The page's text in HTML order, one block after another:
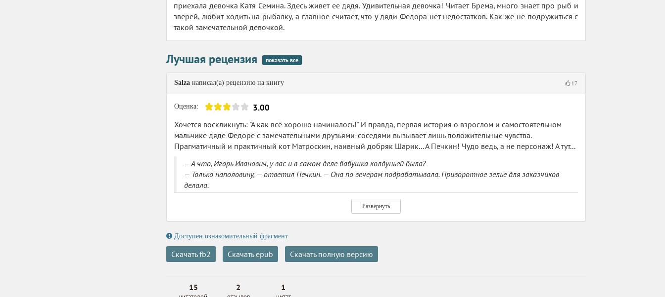
приехала девочка Катя Семина. Здесь живет ее дядя. Удивительная девочка! Читает Брема, много знает про рыб и
зверей, любит ходить на рыбалку, а главное считает, что у дяди Федора нет недостатков. Как же не подружиться с
такой замечательной девочкой.
Лучшая рецензия показать все
Salza написал(а) рецензию на книгу 17
Оценка: 3.00
Хочется воскликнуть: "А как всё хорошо начиналось!" И правда, первая история о взрослом и самостоятельном
мальчике дяде Фёдоре с замечательными друзьями-соседями вызывает лишь положительные чувства.
Прагматичный и практичный кот Матроскин, наивный добряк Шарик... А Печкин! Чудо ведь, а не персонаж! А тут...
— А что, Игорь Иванович, у вас и в самом деле бабушка колдуньей была?
— Только наполовину, — ответил Печкин. — Она по вечерам подрабатывала. Приворотное зелье для заказчиков
делала.
— А на метелке она умела летать? — спросил дядя Федор.
— Умела, — ответил Печкин. — Как же без этого. Но она редко летала. Только когда на партсобрания опаздывала.
Представили себе Печкина, который сушит всякие травки и готовит отвары-привороты-отвороты? Нет? Вот и у
меня не получилось.
Нет, конечно юмор тоже был. Простой и всем доступный юмор. Но мне его было маловато.
завозили.
Развернуть
Доступен ознакомительный фрагмент
Скачать fb2 Скачать epub Скачать полную версию
15 2 1